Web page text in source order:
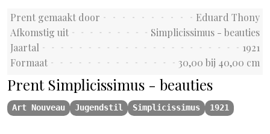
Prent gemaakt door
Eduard Thony
Afkomstig uit
Simplicissimus - beauties
Jaartal
1921
Formaat
30,00 bij 40,00 cm
Prent Simplicissimus - beauties
Art Nouveau Jugendstil Simplicissimus 1921